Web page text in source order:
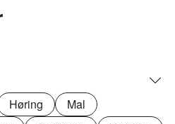
Høring
Mal